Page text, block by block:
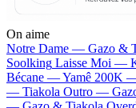
On aime
Notre Dame — Gazo &
Soolking Laisse Moi —
Bécane —Yamê 200K
— Tiakola Outro —